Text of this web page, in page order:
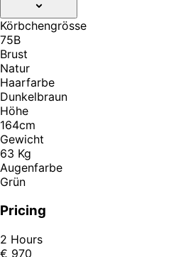
Körbchengrösse
75B
Brust
Natur
Haarfarbe
Dunkelbraun
Höhe
164cm
Gewicht
63 Kg
Augenfarbe
Grün
Pricing
2 Hours
€ 970